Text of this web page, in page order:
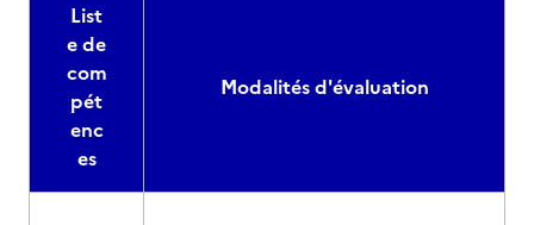
List
e de
com
pét
enc
es
Modalités d'évaluation